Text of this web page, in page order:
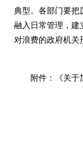
典型。各部门要把
融入日常管理，建
对浪费的政府机关
附件：《关于